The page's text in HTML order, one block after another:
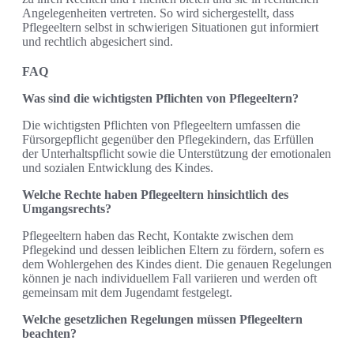
Angelegenheiten vertreten. So wird sichergestellt, dass
Pflegeeltern selbst in schwierigen Situationen gut informiert
und rechtlich abgesichert sind.
FAQ
Was sind die wichtigsten Pflichten von Pflegeeltern?
Die wichtigsten Pflichten von Pflegeeltern umfassen die
Fürsorgepflicht gegenüber den Pflegekindern, das Erfüllen
der Unterhaltspflicht sowie die Unterstützung der emotionalen
und sozialen Entwicklung des Kindes.
Welche Rechte haben Pflegeeltern hinsichtlich des
Umgangsrechts?
Pflegeeltern haben das Recht, Kontakte zwischen dem
Pflegekind und dessen leiblichen Eltern zu fördern, sofern es
dem Wohlergehen des Kindes dient. Die genauen Regelungen
können je nach individuellem Fall variieren und werden oft
gemeinsam mit dem Jugendamt festgelegt.
Welche gesetzlichen Regelungen müssen Pflegeeltern
beachten?